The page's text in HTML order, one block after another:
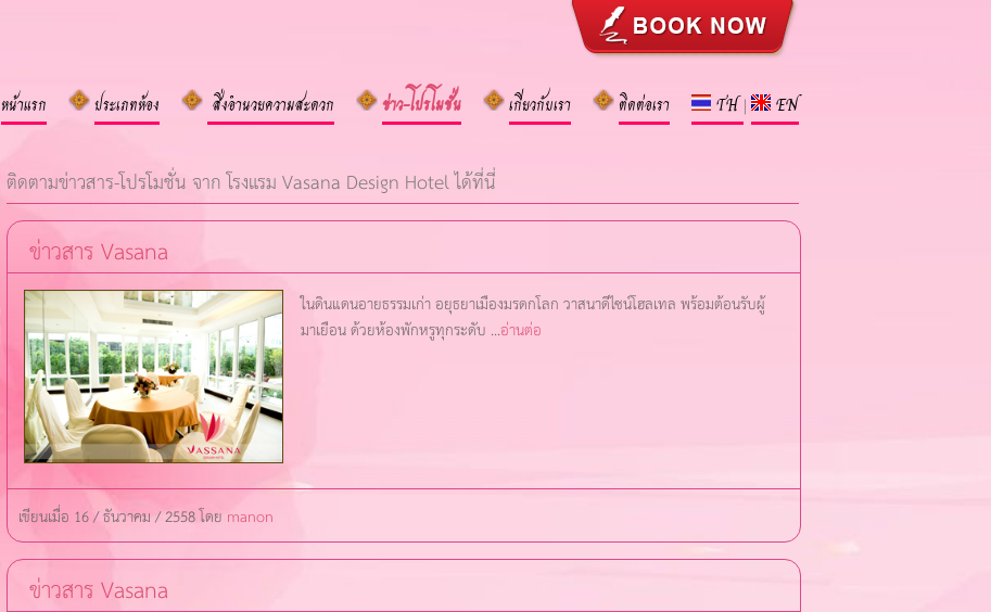
หน้าแรก ประเภทห้อง สิ่งอำนวยความสะดวก ข่าว-โปรโมชั่น เกี่ยวกับเรา ติดต่อเรา TH| EN
ติดตามข่าวสาร-โปรโมชั่น จาก โรงแรม Vasana Design Hotel ได้ที่นี่
ข่าวสาร Vasana
ในดินแดนอายธรรมเก่า อยุธยาเมืองมรดกโลก วาสนาดีไซน์โฮลเทล พร้อมต้อนรับผู้
มาเยือน ด้วยห้องพักหรูทุกระดับ ...อ่านต่อ
เขียนเมื่อ 16 / ธันวาคม / 2558 โดย manon
ข่าวสาร Vasana